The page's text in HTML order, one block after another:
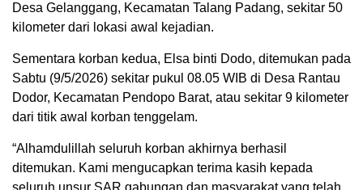
Desa Gelanggang, Kecamatan Talang Padang, sekitar 50
kilometer dari lokasi awal kejadian.
Sementara korban kedua, Elsa binti Dodo, ditemukan pada
Sabtu (9/5/2026) sekitar pukul 08.05 WIB di Desa Rantau
Dodor, Kecamatan Pendopo Barat, atau sekitar 9 kilometer
dari titik awal korban tenggelam.
“Alhamdulillah seluruh korban akhirnya berhasil
ditemukan. Kami mengucapkan terima kasih kepada
seluruh unsur SAR gabungan dan masyarakat yang telah